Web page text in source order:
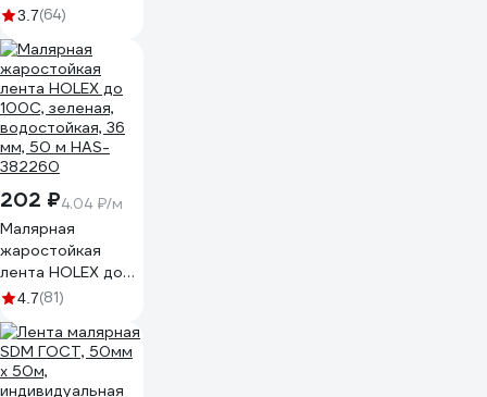
304-010
3.7(64)
202 ₽4.04 ₽/м
Малярная
жаростойкая
лента HOLEX до
100С, зеленая,
мм, 50 м HAS-
382260
4.7(81)